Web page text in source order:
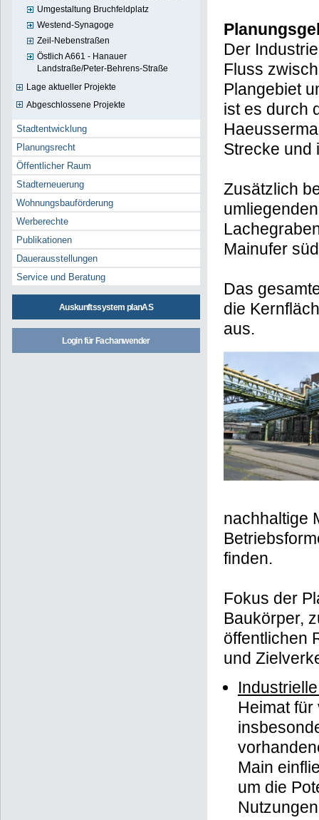
Umgestaltung Bruchfeldplatz
Westend-Synagoge
Zeil-Nebenstraßen
Östlich A661 - Hanauer
Landstraße/Peter-Behrens-Straße
Lage aktueller Projekte
Abgeschlossene Projekte
Stadtentwicklung
Planungsrecht
Öffentlicher Raum
Stadterneuerung
Wohnungsbauförderung
Werberechte
Publikationen
Dauerausstellungen
Service und Beratung
Auskunftssystem planAS
Login für Fachanwender
Der
Fluss
Plangebiet
ist es durch
Strecke und
Zusätzlich
Mainufer
Das
die
aus.
nachhaltige
finden.
Fokus der
Baukörper,
öffentlichen
und
Heimat
Main
um die